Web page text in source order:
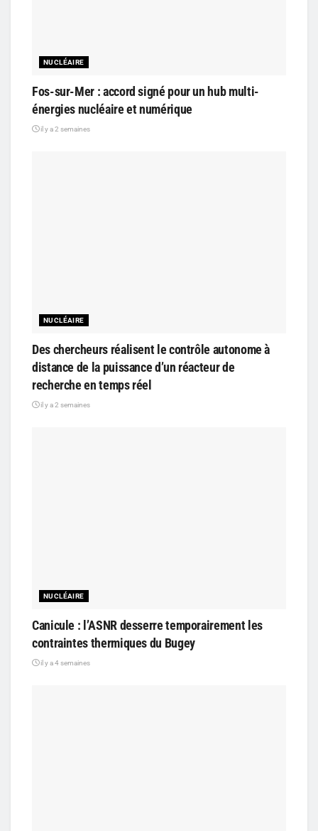
NUCLÉAIRE
Fos-sur-Mer : accord signé pour un hub multi-
énergies nucléaire et numérique
il y a 2 semaines
NUCLÉAIRE
Des chercheurs réalisent le contrôle autonome à
distance de la puissance d’un réacteur de
recherche en temps réel
il y a 2 semaines
NUCLÉAIRE
Canicule : l’ASNR desserre temporairement les
contraintes thermiques du Bugey
il y a 4 semaines